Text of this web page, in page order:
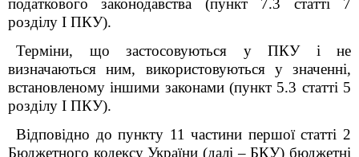
податкового законодавства (пункт 7.3 статті 7
розділу I ПКУ).
Терміни, що застосовуються у ПКУ і не
визначаються ним, використовуються у значенні,
встановленому іншими законами (пункт 5.3 статті 5
розділу І ПКУ).
Відповідно до пункту 11 частини першої статті 2
Бюджетного кодексу України (далі – БКУ) бюджетні